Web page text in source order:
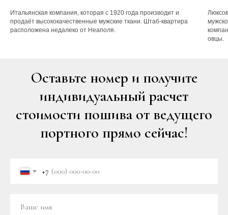
Итальянская компания, которая с 1920 года производит и
продаёт высококачественные мужские ткани. Штаб-квартира
расположена недалеко от Неаполя.
овцы.
Оставьте номер и получите
индивидуальный расчет
стоимости пошива от ведущего
портного прямо сейчас!
+7